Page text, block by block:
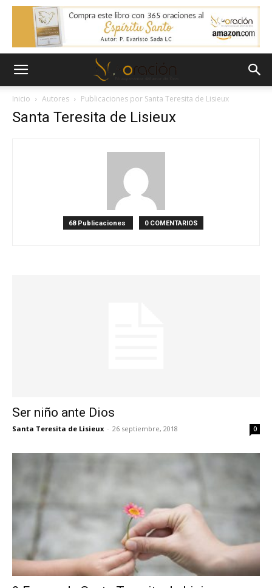
Inicio Autores Publicaciones por Santa Teresita de Lisieux
Santa Teresita de Lisieux
68 Publicaciones 0 COMENTARIOS
Ser niño ante Dios
Santa Teresita de Lisieux - 26 septiembre, 2018 0